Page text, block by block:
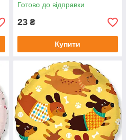
Готово до відправки
23 ₴
Купити